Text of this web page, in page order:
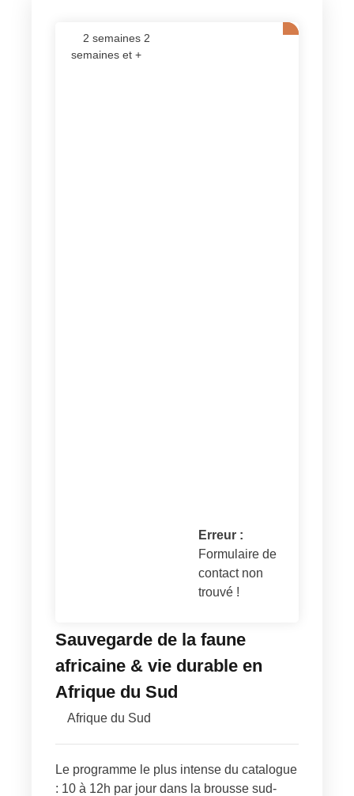
2 semaines 2
semaines et +
Erreur :
Formulaire de
contact non
trouvé !
Sauvegarde de la faune
africaine & vie durable en
Afrique du Sud
Afrique du Sud
Le programme le plus intense du catalogue
: 10 à 12h par jour dans la brousse sud-